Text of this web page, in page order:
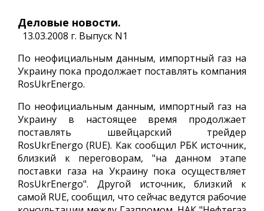
Деловые новости.
13.03.2008 г. Выпуск N1
По неофициальным данным, импортный газ на
Украину пока продолжает поставлять компания
RosUkrEnergo.
По неофициальным данным, импортный газ на
Украину в настоящее время продолжает
поставлять швейцарский трейдер
RosUkrEnergo (RUE). Как сообщил РБК источник,
близкий к переговорам, "на данном этапе
поставки газа на Украину пока осуществляет
RosUkrEnergo". Другой источник, близкий к
самой RUE, сообщил, что сейчас ведутся рабочие